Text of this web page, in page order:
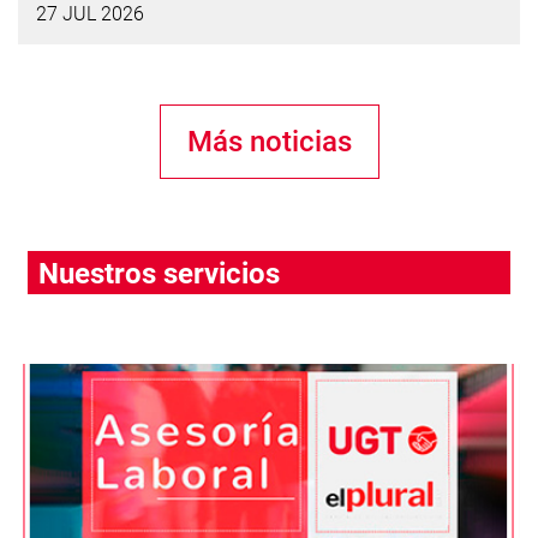
27 JUL 2026
Más noticias
Nuestros servicios